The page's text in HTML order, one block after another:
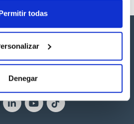
todas
Denegar
Síguenos: